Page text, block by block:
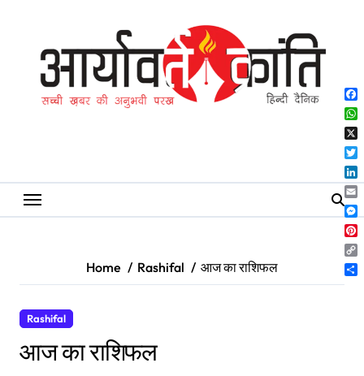
Home Rashifal आज का राशिफल
Rashifal
आज का राशिफल
X